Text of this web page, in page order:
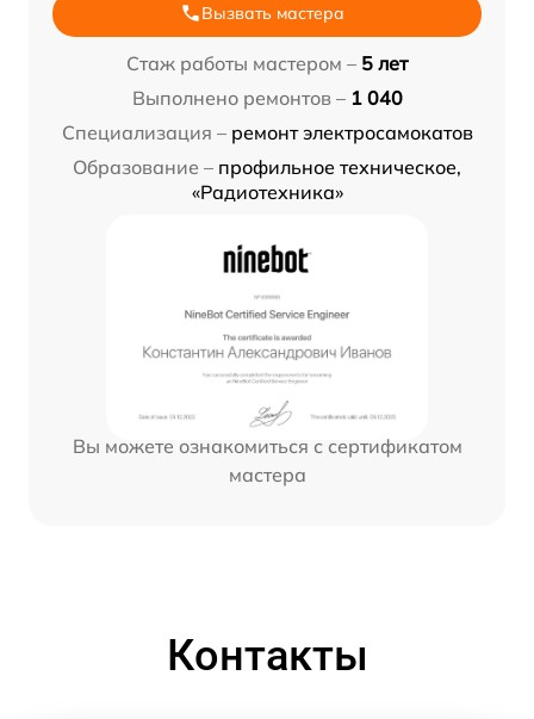
Вызвать мастера
Стаж работы мастером – 5 лет
Выполнено ремонтов – 1 040
Специализация – ремонт электросамокатов
Образование – профильное техническое,
«Радиотехника»
Вы можете ознакомиться с сертификатом
мастера
Контакты